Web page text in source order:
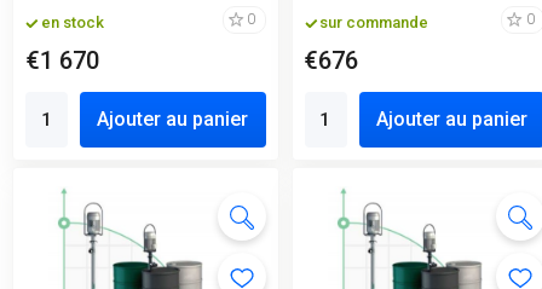
en stock 0
€1 670
Ajouter au panier
sur commande 0
€676
Ajouter au panier